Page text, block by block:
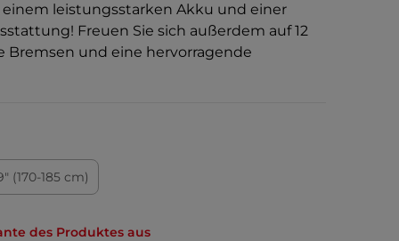
einem leistungsstarken Akku und einer
Freuen Sie sich außerdem auf 12
Bremsen und eine hervorragende
(170-185 cm)
des Produktes aus